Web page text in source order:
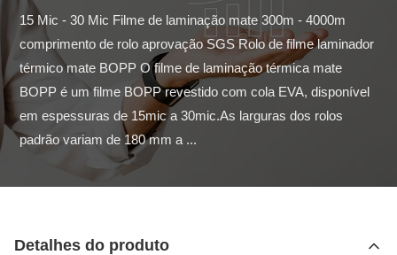
15 Mic - 30 Mic Filme de laminação mate 300m - 4000m
comprimento de rolo aprovação SGS Rolo de filme laminador
térmico mate BOPP O filme de laminação térmica mate
BOPP é um filme BOPP revestido com cola EVA, disponível
em espessuras de 15mic a 30mic.As larguras dos rolos
padrão variam de 180 mm a ...
Detalhes do produto